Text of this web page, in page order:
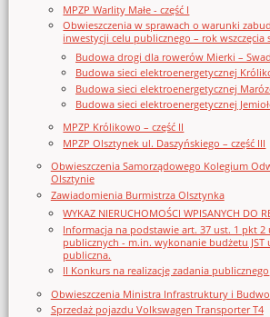
MPZP Warlity Małe - część I
Obwieszczenia w sprawach o warunki
inwestycji celu publicznego – rok wszczęcia
Budowa drogi dla rowerów Mierki –
Budowa sieci elektroenergetycznej
Budowa sieci elektroenergetycznej
Budowa sieci elektroenergetycznej
MPZP Królikowo – część II
MPZP Olsztynek ul. Daszyńskiego – część III
Obwieszczenia Samorządowego Kolegium
Olsztynie
Zawiadomienia Burmistrza Olsztynka
WYKAZ NIERUCHOMOŚCI WPISANYCH DO
Informacja na podstawie art. 37 ust. 1 pkt 2
publicznych - m.in. wykonanie budżetu JST
publiczna.
II Konkurs na realizację zadania publicznego
Obwieszczenia Ministra Infrastruktury i
Sprzedaż pojazdu Volkswagen Transporter T4